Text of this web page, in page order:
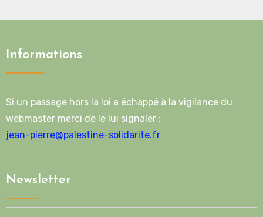
Informations
Si un passage hors la loi a échappé à la vigilance du
webmaster merci de le lui signaler :
jean-pierre@palestine-solidarite.fr
Newsletter